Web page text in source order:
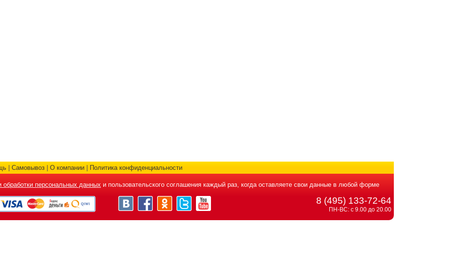
Самовывоз О компании Политика конфиденциальности
обработки персональных данных и пользовательского соглашения каждый раз, когда оставляете свои данные в любой форме
8 (495) 133-72-64
ПН-ВС: с 9.00 до 20.00